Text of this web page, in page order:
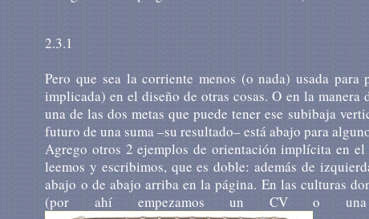
2.3.1
Pero que sea la corriente menos (o nada) usada
implicada) en el diseño de otras cosas. O en la manera
una de las dos metas que puede tener ese subibaja
futuro de una suma –su resultado– está abajo para
Agrego otros 2 ejemplos de orientación implícita en
leemos y escribimos, que es doble: además de
abajo o de abajo arriba en la página. En las culturas
(por ahí empezamos un CV o una